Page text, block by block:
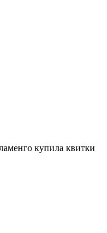
купила квитки